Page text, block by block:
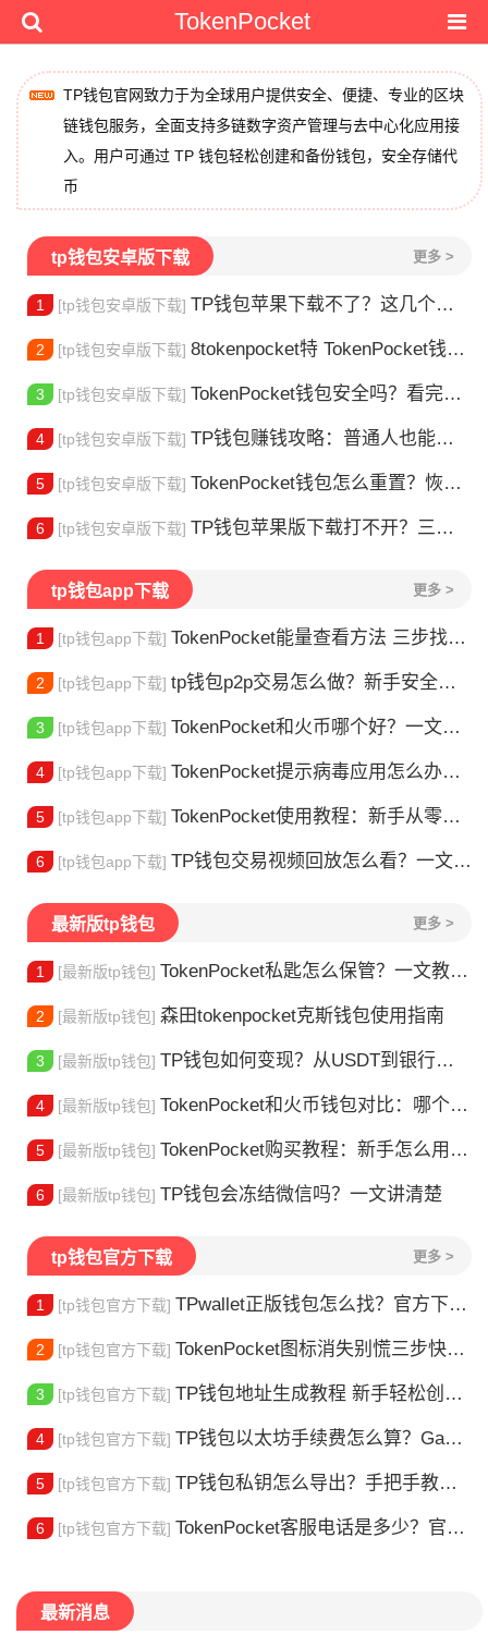
TokenPocket
TP钱包官网致力于为全球用户提供安全、便捷、专业的区块
链钱包服务，全面支持多链数字资产管理与去中心化应用接
入。用户可通过 TP 钱包轻松创建和备份钱包，安全存储代
币
tp钱包安卓版下载 更多 >
1 [tp钱包安卓版下载] TP钱包苹果下载不了？这几个原因你得知道
2 [tp钱包安卓版下载] 8tokenpocket特 TokenPocket钱包特色功能详解，新手老手都该知道
3 [tp钱包安卓版下载] TokenPocket钱包安全吗？看完这篇你就懂了
4 [tp钱包安卓版下载] TP钱包赚钱攻略：普通人也能做的几种方式
5 [tp钱包安卓版下载] TokenPocket钱包怎么重置？恢复出厂设置方法详解
6 [tp钱包安卓版下载] TP钱包苹果版下载打不开？三步解决下载问题
tp钱包app下载 更多 >
1 [tp钱包app下载] TokenPocket能量查看方法 三步找到TRX能量余额
2 [tp钱包app下载] tp钱包p2p交易怎么做？新手安全指南
3 [tp钱包app下载] TokenPocket和火币哪个好？一文帮你理清选择
4 [tp钱包app下载] TokenPocket提示病毒应用怎么办？原因全解析
5 [tp钱包app下载] TokenPocket使用教程：新手从零学会钱包操作
6 [tp钱包app下载] TP钱包交易视频回放怎么看？一文教你轻松找回
最新版tp钱包 更多 >
1 [最新版tp钱包] TokenPocket私匙怎么保管？一文教你守住钱包资产
2 [最新版tp钱包] 森田tokenpocket克斯钱包使用指南
3 [最新版tp钱包] TP钱包如何变现？从USDT到银行卡的完整攻略
4 [最新版tp钱包] TokenPocket和火币钱包对比：哪个更适合你？
5 [最新版tp钱包] TokenPocket购买教程：新手怎么用TP钱包买币
6 [最新版tp钱包] TP钱包会冻结微信吗？一文讲清楚
tp钱包官方下载 更多 >
1 [tp钱包官方下载] TPwallet正版钱包怎么找？官方下载渠道全解析
2 [tp钱包官方下载] TokenPocket图标消失别慌三步快速找回你的钱包
3 [tp钱包官方下载] TP钱包地址生成教程 新手轻松创建钱包
4 [tp钱包官方下载] TP钱包以太坊手续费怎么算？Gas 费省钱全攻略
5 [tp钱包官方下载] TP钱包私钥怎么导出？手把手教你安全备份助记词
6 [tp钱包官方下载] TokenPocket客服电话是多少？官方热线查询
最新消息